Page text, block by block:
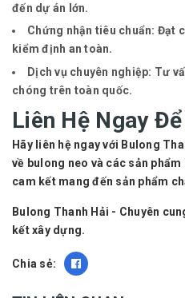
đến dự án lớn.
Chứng nhận tiêu chuẩn: Đạt
kiểm định an toàn.
Dịch vụ chuyên nghiệp: Tư
chóng trên toàn quốc.
Liên Hệ Ngay
Hãy liên hệ ngay với Bulong
về bulong neo và các sản
cam kết mang đến sản phẩm
Bulong Thanh Hải - Chuyên
kết xây dựng.
Chia sẻ: